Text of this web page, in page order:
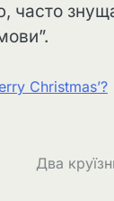
часто
Christmas’?
Два